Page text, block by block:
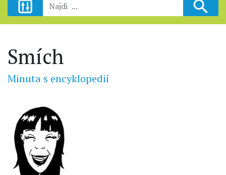
Smích
Minuta s encyklopedií